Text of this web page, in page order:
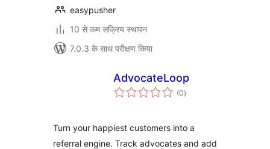
easypusher
10 से कम सक्रिय स्थापन
7.0.3 के साथ परीक्षण किया
AdvocateLoop
(0कुल
दर)
Turn your happiest customers into a
referral engine. Track advocates and add